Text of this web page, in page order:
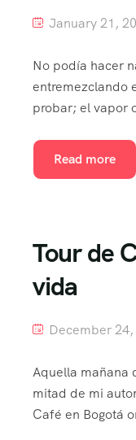
January 21,
No podía hacer
entremezclando
probar; el vapor
Read more
Tour de
vida
December
Aquella mañana
mitad de mi
Café en Bogotá